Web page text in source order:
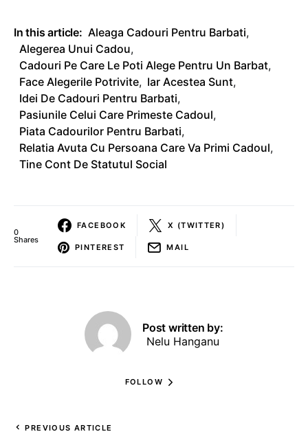
In this article: Aleaga Cadouri Pentru Barbati,
Alegerea Unui Cadou,
Cadouri Pe Care Le Poti Alege Pentru Un Barbat,
Face Alegerile Potrivite, Iar Acestea Sunt,
Idei De Cadouri Pentru Barbati,
Pasiunile Celui Care Primeste Cadoul,
Piata Cadourilor Pentru Barbati,
Relatia Avuta Cu Persoana Care Va Primi Cadoul,
Tine Cont De Statutul Social
0
Shares
FACEBOOK X (TWITTER)
PINTEREST MAIL
Post written by:
Nelu Hanganu
FOLLOW
PREVIOUS ARTICLE